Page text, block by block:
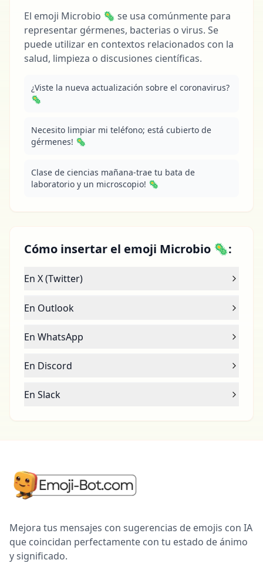
El emoji Microbio 🦠 se usa comúnmente para
representar gérmenes, bacterias o virus. Se
puede utilizar en contextos relacionados con la
salud, limpieza o discusiones científicas.
¿Viste la nueva actualización sobre el coronavirus?
🦠
Necesito limpiar mi teléfono; está cubierto de
gérmenes! 🦠
Clase de ciencias mañana-trae tu bata de
laboratorio y un microscopio! 🦠
Cómo insertar el emoji Microbio 🦠:
En X (Twitter)
En Outlook
En WhatsApp
En Discord
En Slack
Mejora tus mensajes con sugerencias de emojis con IA
que coincidan perfectamente con tu estado de ánimo
y significado.